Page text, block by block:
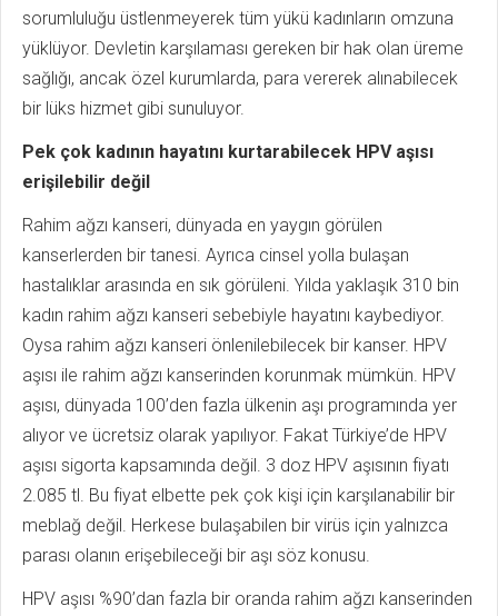
sorumluluğu üstlenmeyerek tüm yükü kadınların omzuna
yüklüyor. Devletin karşılaması gereken bir hak olan üreme
sağlığı, ancak özel kurumlarda, para vererek alınabilecek
bir lüks hizmet gibi sunuluyor.
Pek çok kadının hayatını kurtarabilecek HPV aşısı
erişilebilir değil
Rahim ağzı kanseri, dünyada en yaygın görülen
kanserlerden bir tanesi. Ayrıca cinsel yolla bulaşan
hastalıklar arasında en sık görüleni. Yılda yaklaşık 310 bin
kadın rahim ağzı kanseri sebebiyle hayatını kaybediyor.
Oysa rahim ağzı kanseri önlenilebilecek bir kanser. HPV
aşısı ile rahim ağzı kanserinden korunmak mümkün. HPV
aşısı, dünyada 100’den fazla ülkenin aşı programında yer
alıyor ve ücretsiz olarak yapılıyor. Fakat Türkiye’de HPV
aşısı sigorta kapsamında değil. 3 doz HPV aşısının fiyatı
2.085 tl. Bu fiyat elbette pek çok kişi için karşılanabilir bir
meblağ değil. Herkese bulaşabilen bir virüs için yalnızca
parası olanın erişebileceği bir aşı söz konusu.
HPV aşısı %90’dan fazla bir oranda rahim ağzı kanserinden